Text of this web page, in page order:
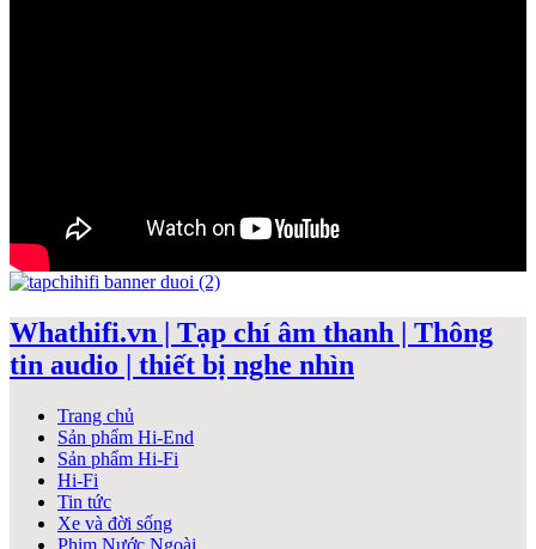
Whathifi.vn | Tạp chí âm thanh | Thông
tin audio | thiết bị nghe nhìn
Trang chủ
Sản phẩm Hi-End
Sản phẩm Hi-Fi
Hi-Fi
Tin tức
Xe và đời sống